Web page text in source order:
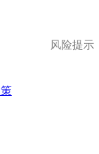
风险提示